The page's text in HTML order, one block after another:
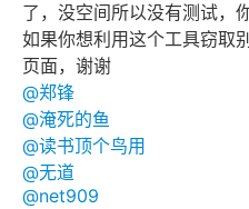
了，没空间所以没有测试，
如果你想利用这个工具窃取
页面，谢谢
@郑锋
@淹死的鱼
@读书顶个鸟用
@无道
@net909